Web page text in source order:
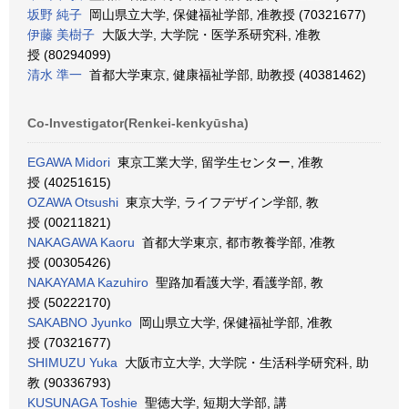
坂野 純子 岡山県立大学, 保健福祉学部, 准教授 (70321677)
伊藤 美樹子 大阪大学, 大学院・医学系研究科, 准教
授 (80294099)
清水 準一 首都大学東京, 健康福祉学部, 助教授 (40381462)
Co-Investigator(Renkei-kenkyūsha)
EGAWA Midori 東京工業大学, 留学生センター, 准教
授 (40251615)
OZAWA Otsushi 東京大学, ライフデザイン学部, 教
授 (00211821)
NAKAGAWA Kaoru 首都大学東京, 都市教養学部, 准教
授 (00305426)
NAKAYAMA Kazuhiro 聖路加看護大学, 看護学部, 教
授 (50222170)
SAKABNO Jyunko 岡山県立大学, 保健福祉学部, 准教
授 (70321677)
SHIMUZU Yuka 大阪市立大学, 大学院・生活科学研究科, 助
教 (90336793)
KUSUNAGA Toshie 聖徳大学, 短期大学部, 講